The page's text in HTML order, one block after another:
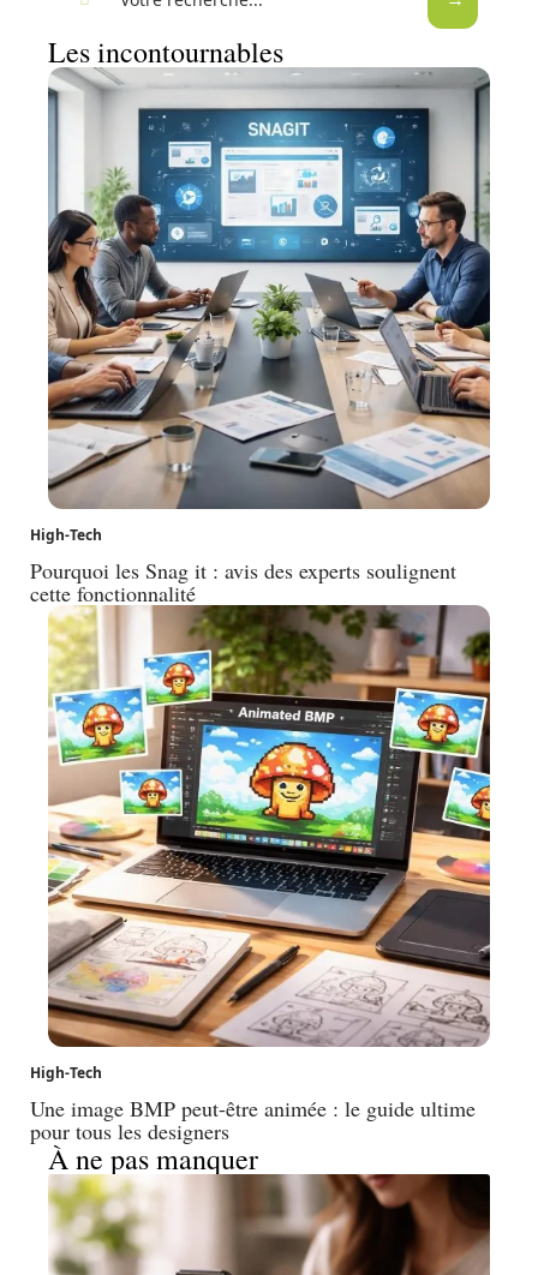
Les incontournables
High-Tech
Pourquoi les Snag it : avis des experts soulignent
cette fonctionnalité
High-Tech
Une image BMP peut-être animée : le guide ultime
pour tous les designers
À ne pas manquer